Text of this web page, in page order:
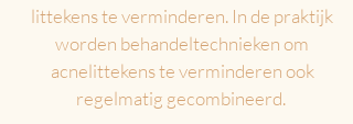
littekens te verminderen. In de praktijk
worden behandeltechnieken om
acnelittekens te verminderen ook
regelmatig gecombineerd.